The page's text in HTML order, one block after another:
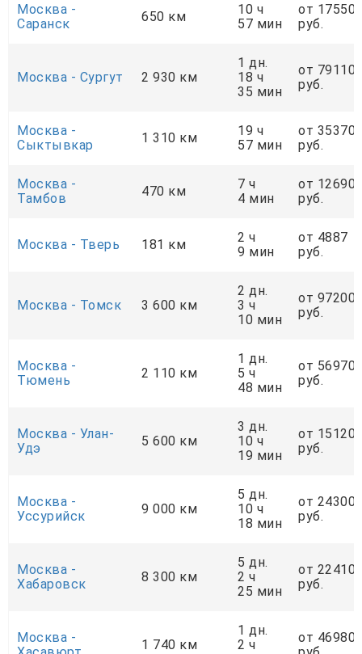
Москва -
Саранск
650 км
10 ч
57 мин
от 17550
руб.
Москва - Сургут 2 930 км
1 дн.
18 ч
35 мин
от 79110
руб.
Москва -
Сыктывкар
1 310 км
19 ч
57 мин
от 35370
руб.
Москва -
Тамбов
470 км
7 ч
4 мин
от 12690
руб.
Москва - Тверь 181 км
2 ч
9 мин
от 4887
руб.
Москва - Томск 3 600 км
2 дн.
3 ч
10 мин
от 97200
руб.
Москва -
Тюмень
2 110 км
1 дн.
5 ч
48 мин
от 56970
руб.
Москва - Улан-
Удэ
5 600 км
3 дн.
10 ч
19 мин
от
руб.
Москва -
Уссурийск
9 000 км
5 дн.
10 ч
18 мин
от
руб.
Москва -
Хабаровск
8 300 км
5 дн.
2 ч
25 мин
от
руб.
Москва -
1 740 км
1 дн.
2 ч
от 46980